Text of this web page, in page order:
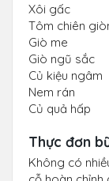
Xôi gấc
Tôm chiên
Giò me
Giò ngũ sắc
Củ kiệu ngâm
Nem rán
Củ quả hấp
Thực đơn
Không có